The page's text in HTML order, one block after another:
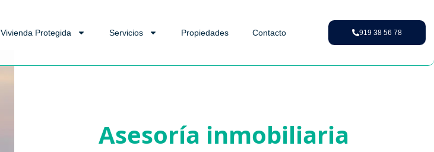
Vivienda Protegida Servicios Propiedades Contacto 919 38 56 78
Asesoría inmobiliaria